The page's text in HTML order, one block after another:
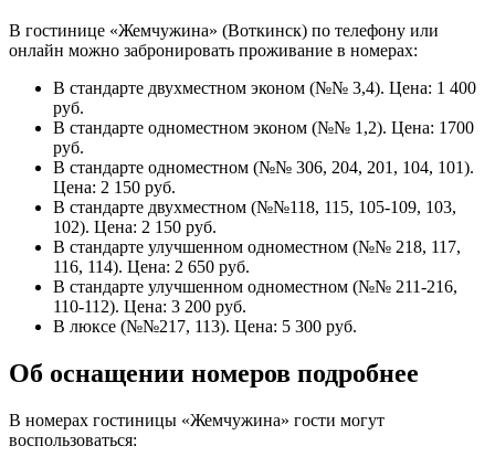
В гостинице «Жемчужина» (Воткинск) по телефону или
онлайн можно забронировать проживание в номерах:
В стандарте двухместном эконом (№№ 3,4). Цена: 1 400
руб.
В стандарте одноместном эконом (№№ 1,2). Цена: 1700
руб.
В стандарте одноместном (№№ 306, 204, 201, 104, 101).
Цена: 2 150 руб.
В стандарте двухместном (№№118, 115, 105-109, 103,
102). Цена: 2 150 руб.
В стандарте улучшенном одноместном (№№ 218, 117,
116, 114). Цена: 2 650 руб.
В стандарте улучшенном одноместном (№№ 211-216,
110-112). Цена: 3 200 руб.
В люксе (№№217, 113). Цена: 5 300 руб.
Об оснащении номеров подробнее
В номерах гостиницы «Жемчужина» гости могут
воспользоваться: